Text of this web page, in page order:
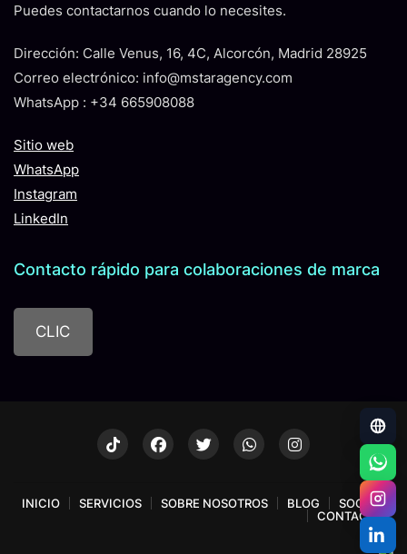
Puedes contactarnos cuando lo necesites.
Dirección: Calle Venus, 16, 4C, Alcorcón, Madrid 28925
Correo electrónico: info@mstaragency.com
WhatsApp : +34 665908088
Sitio web
WhatsApp
Instagram
LinkedIn
Contacto rápido para colaboraciones de marca
CLIC
INICIO SERVICIOS SOBRE NOSOTROS BLOG
SOCIOS
CONTACTO